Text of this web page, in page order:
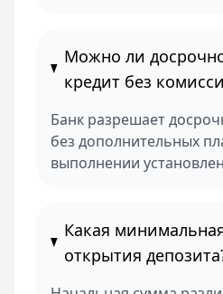
Можно ли
кредит без
Банк разрешает
без дополнительных
выполнении
Какая
открытия